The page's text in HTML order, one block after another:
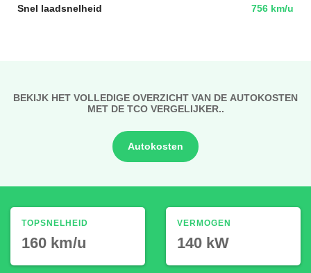
Snel laadsnelheid 756 km/u
BEKIJK HET VOLLEDIGE OVERZICHT VAN DE AUTOKOSTEN
MET DE TCO VERGELIJKER..
Autokosten
TOPSNELHEID
160 km/u
VERMOGEN
140 kW